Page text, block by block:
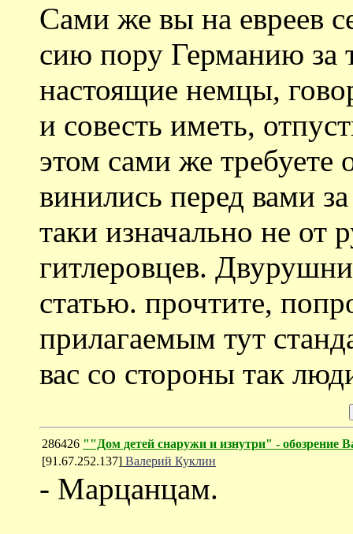
Сами же вы на евреев
сию пору Германию за
настоящие немцы,
и совесть иметь,
этом сами же
винились перед вами
таки изначально не от
гитлеровцев.
статью. прочтите,
прилагаемым тут
вас со стороны так
286426 ""Дом детей снаружи и изнутри" -
[91.67.252.137] Валерий Куклин
- Марцанцам.